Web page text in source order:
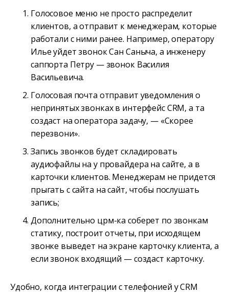
Голосовое меню не просто распределит
клиентов, а отправит к менеджерам, которые
работали с ними ранее. Например, оператору
Илье уйдет звонок Сан Саныча, а инженеру
саппорта Петру — звонок Василия
Васильевича.
Голосовая почта отправит уведомления о
непринятых звонках в интерфейс CRM, а та
создаст на оператора задачу, — «Скорее
перезвони».
Запись звонков будет складировать
аудиофайлы на у провайдера на сайте, а в
карточки клиентов. Менеджерам не придется
прыгать с сайта на сайт, чтобы послушать
запись;
Дополнительно црм-ка соберет по звонкам
статику, построит отчеты, при исходящем
звонке выведет на экране карточку клиента, а
если звонок входящий — создаст карточку.
Удобно, когда интеграции с телефонией у CRM